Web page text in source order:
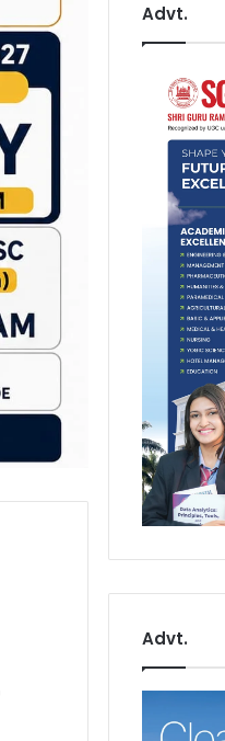
Advt.
Advt.